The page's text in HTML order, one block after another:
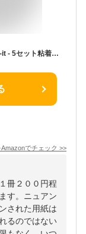
モノライクザフラワー5セットThe flower Sticky-it - 5セット粘着メモ用紙 50シートお互い違うデザイン5種セット
Amazonでチェック >>
冊２００円程
す。ニュアン
された用紙は
るのではない